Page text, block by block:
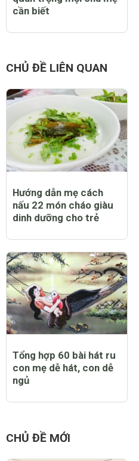
cần biết
CHỦ ĐỀ LIÊN QUAN
Hướng dẫn mẹ cách
nấu 22 món cháo giàu
dinh dưỡng cho trẻ
Tổng hợp 60 bài hát ru
con mẹ dễ hát, con dễ
ngủ
CHỦ ĐỀ MỚI